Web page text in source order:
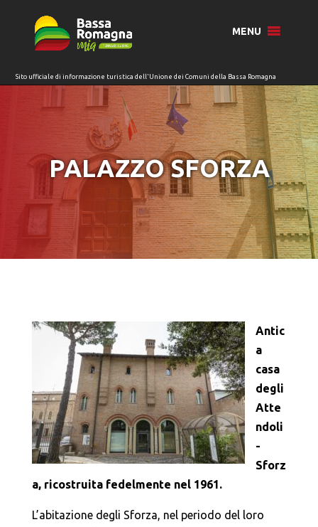
MENU
PALAZZO SFORZA
Antic
a
casa
degli
Atte
ndoli
-
Sforz
a, ricostruita fedelmente nel 1961.
L’abitazione degli Sforza, nel periodo del loro